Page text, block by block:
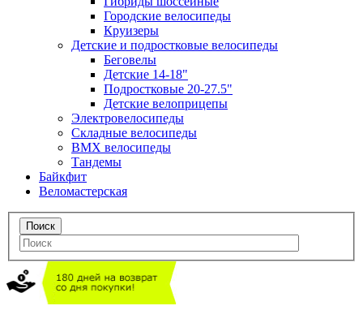
Городские велосипеды
Круизеры
Детские и подростковые велосипеды
Беговелы
Детские 14-18"
Подростковые 20-27.5"
Детские велоприцепы
Электровелосипеды
Складные велосипеды
BMX велосипеды
Тандемы
Байкфит
Веломастерская